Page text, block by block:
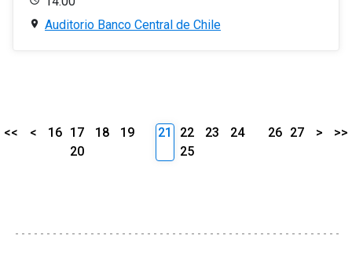
Auditorio Banco Central de Chile
<< < 16 17 18
19
20
21 22 23
24
25
26 27 > >>